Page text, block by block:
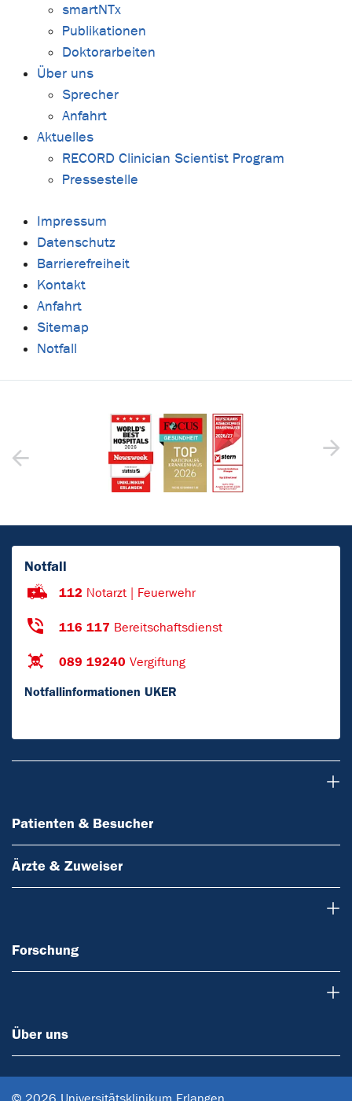
smartNTx
Publikationen
Doktorarbeiten
Über uns
Sprecher
Anfahrt
Aktuelles
RECORD Clinician Scientist Program
Pressestelle
Impressum
Datenschutz
Barrierefreiheit
Kontakt
Anfahrt
Sitemap
Notfall
Notfall
112 Notarzt | Feuerwehr
116 117 Bereitschaftsdienst
089 19240 Vergiftung
Notfallinformationen UKER
Patienten & Besucher
Ärzte & Zuweiser
Forschung
Über uns